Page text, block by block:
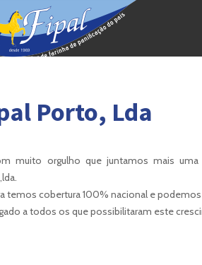
Porto, Lda
muito orgulho que juntamos mais
temos cobertura 100% nacional e podemos
a todos os que possibilitaram este